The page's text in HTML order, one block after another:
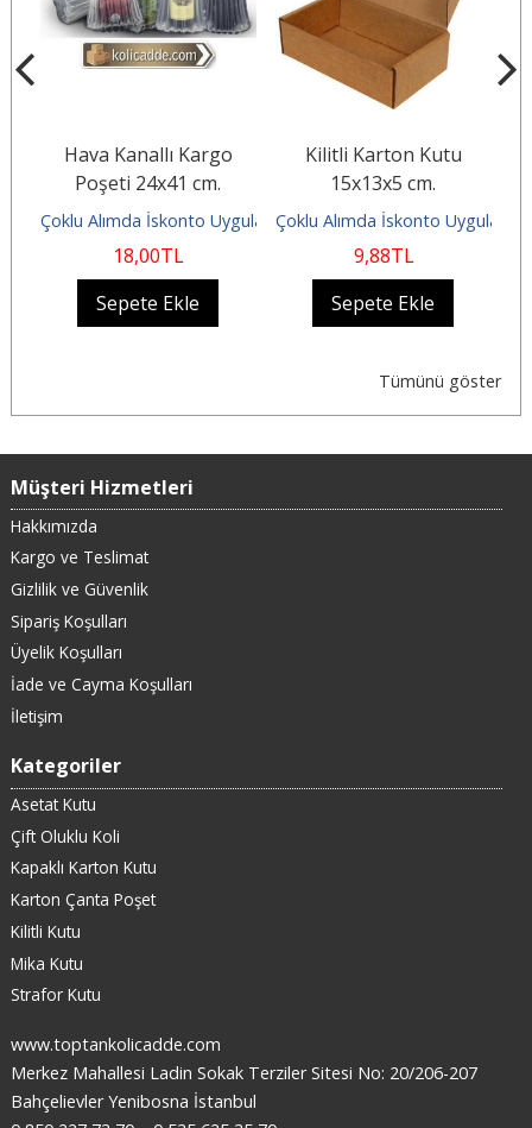
Hava Kanallı Kargo
Poşeti 24x41 cm.
Çoklu Alımda İskonto Uygulanır
18,00TL
Sepete Ekle
Kilitli Karton Kutu
15x13x5 cm.
Çoklu Alımda İskonto Uygulanır
9,88TL
Sepete Ekle
Tümünü göster
Müşteri Hizmetleri
Hakkımızda
Kargo ve Teslimat
Gizlilik ve Güvenlik
Sipariş Koşulları
Üyelik Koşulları
İade ve Cayma Koşulları
İletişim
Kategoriler
Asetat Kutu
Çift Oluklu Koli
Kapaklı Karton Kutu
Karton Çanta Poşet
Kilitli Kutu
Mika Kutu
Strafor Kutu
www.toptankolicadde.com
Merkez Mahallesi Ladin Sokak Terziler Sitesi No: 20/206-207
Bahçelievler Yenibosna İstanbul